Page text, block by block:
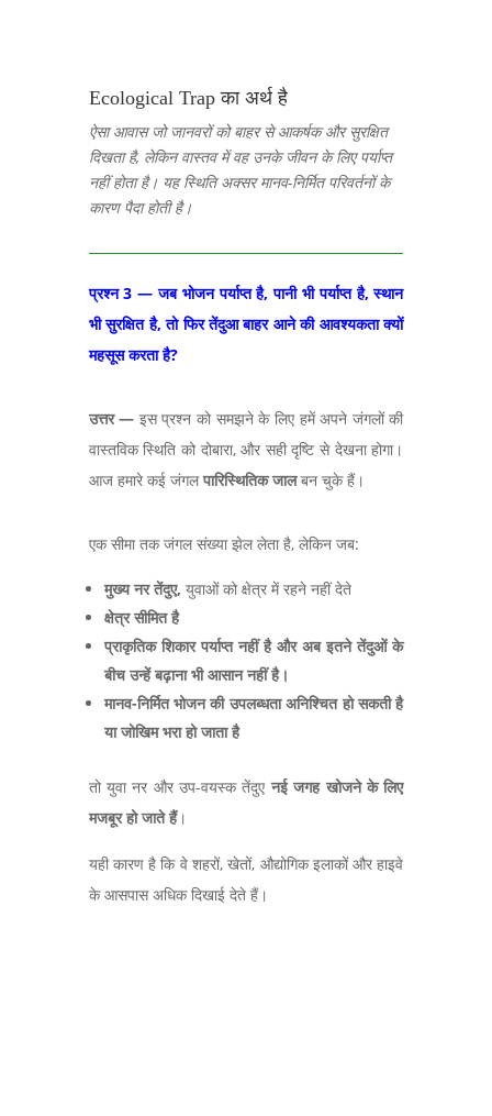
Ecological Trap का अर्थ है
ऐसा आवास जो जानवरों को बाहर से आकर्षक और सुरक्षित
दिखता है, लेकिन वास्तव में वह उनके जीवन के लिए पर्याप्त
नहीं होता है। यह स्थिति अक्सर मानव-निर्मित परिवर्तनों के
कारण पैदा होती है।
प्रश्न 3 — जब भोजन पर्याप्त है, पानी भी पर्याप्त है, स्थान
भी सुरक्षित है, तो फिर तेंदुआ बाहर आने की आवश्यकता क्यों
महसूस करता है?
उत्तर— इस प्रश्न को समझने के लिए हमें अपने जंगलों की
वास्तविक स्थिति को दोबारा,और सही दृष्टि से देखना होगा।
आज हमारे कई जंगलपारिस्थितिक जालबन चुके हैं।
एक सीमा तक जंगल संख्या झेल लेता है, लेकिन जब:
मुख्य नर तेंदुए, युवाओं को क्षेत्र में रहने नहीं देते
क्षेत्र सीमित है
प्राकृतिक शिकार पर्याप्त नहीं है और अब इतने तेंदुओं के
बीच उन्हें बढ़ाना भी आसान नहीं है।
मानव-निर्मित भोजन की उपलब्धताअनिश्चित हो सकती है
या जोखिम भरा हो जाता है
तो युवा नर और उप-वयस्क तेंदुए नई जगह खोजने के लिए
मजबूर हो जाते हैं।
यही कारण है कि वे शहरों,खेतों, औद्योगिक इलाकों और हाइवे
के आसपास अधिक दिखाई देते हैं।